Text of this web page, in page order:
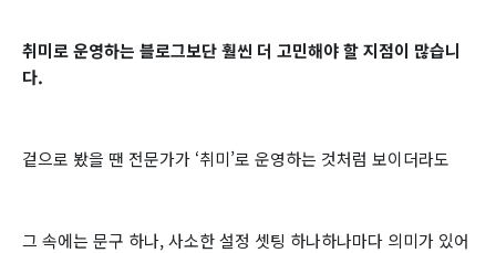
취미로 운영하는 블로그보단 훨씬 더 고민해야 할 지점이 많습니
다.
겉으로 봤을 땐 전문가가 ‘취미’로 운영하는 것처럼 보이더라도
그 속에는 문구 하나, 사소한 설정 셋팅 하나하나마다 의미가 있어